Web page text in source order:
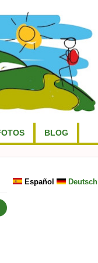
BLOG
Español Deutsch